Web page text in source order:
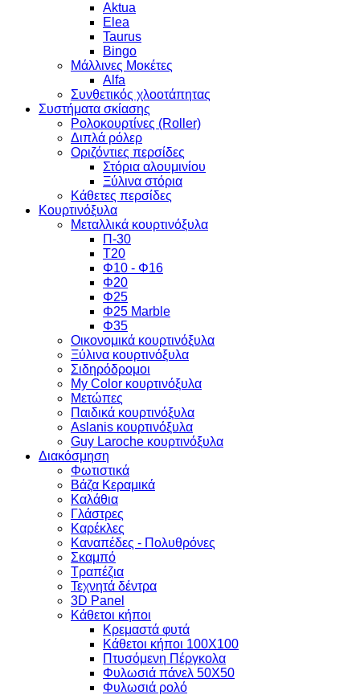
Aktua
Elea
Taurus
Bingo
Μάλλινες Μοκέτες
Alfa
Συνθετικός χλοοτάπητας
Συστήματα σκίασης
Ρολοκουρτίνες (Roller)
Διπλά ρόλερ
Οριζόντιες περσίδες
Στόρια αλουμινίου
Ξύλινα στόρια
Κάθετες περσίδες
Κουρτινόξυλα
Μεταλλικά κουρτινόξυλα
Π-30
Τ20
Φ10 - Φ16
Φ20
Φ25
Φ25 Marble
Φ35
Οικονομικά κουρτινόξυλα
Ξύλινα κουρτινόξυλα
Σιδηρόδρομοι
My Color κουρτινόξυλα
Μετώπες
Παιδικά κουρτινόξυλα
Aslanis κουρτινόξυλα
Guy Laroche κουρτινόξυλα
Διακόσμηση
Φωτιστικά
Βάζα Κεραμικά
Καλάθια
Γλάστρες
Καρέκλες
Καναπέδες - Πολυθρόνες
Σκαμπό
Τραπέζια
Τεχνητά δέντρα
3D Panel
Κάθετοι κήποι
Κρεμαστά φυτά
Κάθετοι κήποι 100Χ100
Πτυσόμενη Πέργκολα
Φυλωσιά πάνελ 50Χ50
Φυλωσιά ρολό